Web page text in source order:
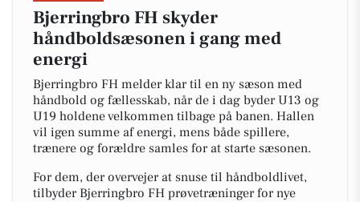
Bjerringbro FH skyder
håndboldsæsonen i gang med
energi
Bjerringbro FH melder klar til en ny sæson med
håndbold og fællesskab, når de i dag byder U13 og
U19 holdene velkommen tilbage på banen. Hallen
vil igen summe af energi, mens både spillere,
trænere og forældre samles for at starte sæsonen.
For dem, der overvejer at snuse til håndboldlivet,
tilbyder Bjerringbro FH prøvetræninger for nye